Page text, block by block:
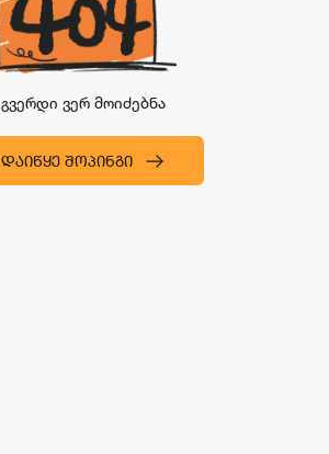
გვერდი ვერ მოიძებნა
ᲓᲐᲘᲬᲧᲔ ᲨᲝᲞᲘᲜᲒᲘ